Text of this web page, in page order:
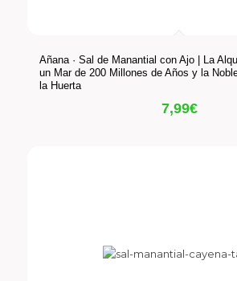
Añana · Sal de Manantial con Ajo | La
un Mar de 200 Millones de Años y la
la Huerta
7,99€